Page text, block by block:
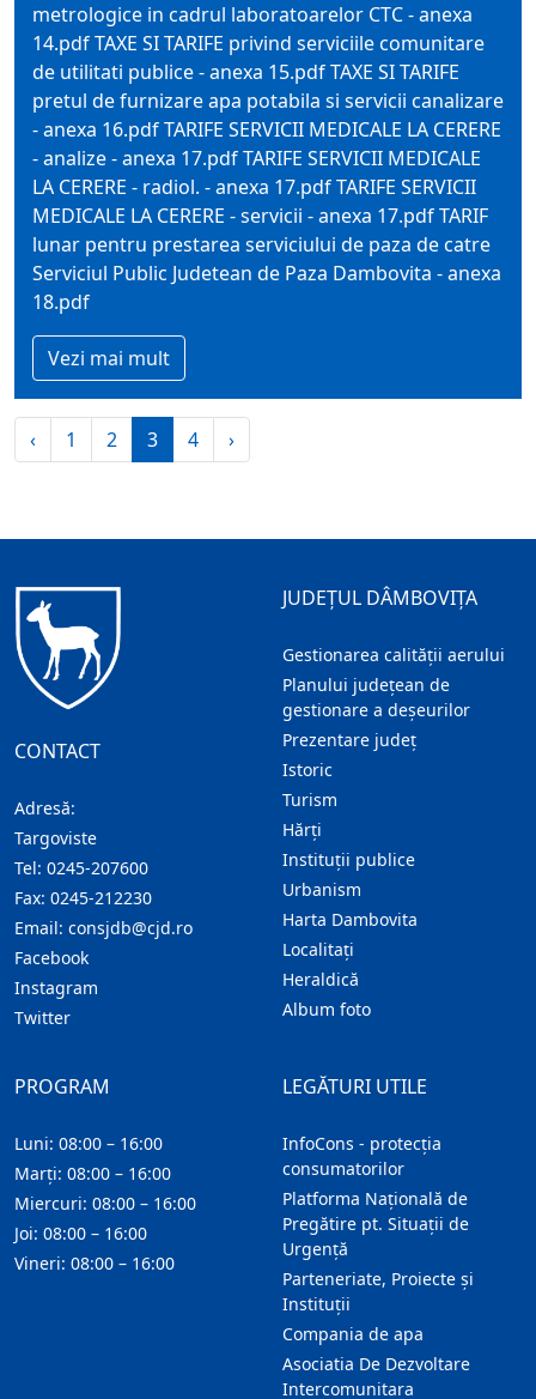
metrologice in cadrul laboratoarelor CTC - anexa
14.pdf TAXE SI TARIFE privind serviciile comunitare
de utilitati publice - anexa 15.pdf TAXE SI TARIFE
pretul de furnizare apa potabila si servicii canalizare
- anexa 16.pdf TARIFE SERVICII MEDICALE LA CERERE
- analize - anexa 17.pdf TARIFE SERVICII MEDICALE
LA CERERE - radiol. - anexa 17.pdf TARIFE SERVICII
MEDICALE LA CERERE - servicii - anexa 17.pdf TARIF
lunar pentru prestarea serviciului de paza de catre
Serviciul Public Judetean de Paza Dambovita - anexa
18.pdf
Vezi mai mult
‹ 1 2 3 4 ›
CONTACT
Adresă:
Targoviste
Tel: 0245-207600
Fax: 0245-212230
Email: consjdb@cjd.ro
Facebook
Instagram
Twitter
JUDEȚUL DÂMBOVIȚA
Gestionarea calității aerului
Planului județean de
gestionare a deșeurilor
Prezentare judeţ
Istoric
Turism
Hărţi
Instituţii publice
Urbanism
Harta Dambovita
Localitaţi
Heraldică
Album foto
LEGĂTURI UTILE
InfoCons - protecția
consumatorilor
Platforma Națională de
Pregătire pt. Situații de
Urgență
Parteneriate, Proiecte și
Instituții
Compania de apa
Asociatia De Dezvoltare
Intercomunitara
PROGRAM
Luni: 08:00 – 16:00
Marți: 08:00 – 16:00
Miercuri: 08:00 – 16:00
Joi: 08:00 – 16:00
Vineri: 08:00 – 16:00